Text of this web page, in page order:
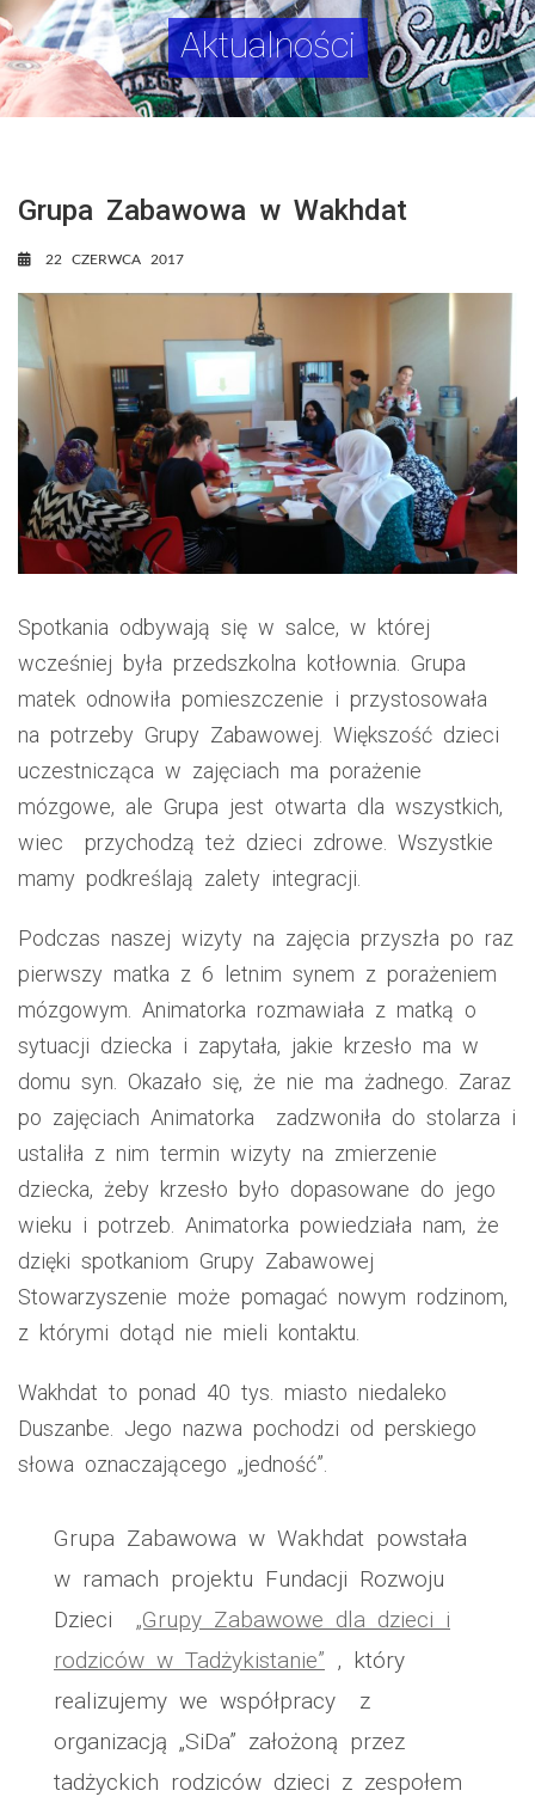
Aktualności
Grupa Zabawowa w Wakhdat
22 CZERWCA 2017
Spotkania odbywają się w salce, w której
wcześniej była przedszkolna kotłownia. Grupa
matek odnowiła pomieszczenie i przystosowała
na potrzeby Grupy Zabawowej. Większość dzieci
uczestnicząca w zajęciach ma porażenie
mózgowe, ale Grupa jest otwarta dla wszystkich,
wiec przychodzą też dzieci zdrowe. Wszystkie
mamy podkreślają zalety integracji.
Podczas naszej wizyty na zajęcia przyszła po raz
pierwszy matka z 6 letnim synem z porażeniem
mózgowym. Animatorka rozmawiała z matką o
sytuacji dziecka i zapytała, jakie krzesło ma w
domu syn. Okazało się, że nie ma żadnego. Zaraz
po zajęciach Animatorka zadzwoniła do stolarza i
ustaliła z nim termin wizyty na zmierzenie
dziecka, żeby krzesło było dopasowane do jego
wieku i potrzeb. Animatorka powiedziała nam, że
dzięki spotkaniom Grupy Zabawowej
Stowarzyszenie może pomagać nowym rodzinom,
z którymi dotąd nie mieli kontaktu.
Wakhdat to ponad 40 tys. miasto niedaleko
Duszanbe. Jego nazwa pochodzi od perskiego
słowa oznaczającego „jedność”.
Grupa Zabawowa w Wakhdat powstała
w ramach projektu Fundacji Rozwoju
Dzieci „Grupy Zabawowe dla dzieci i
rodziców w Tadżykistanie” , który
realizujemy we współpracy z
organizacją „SiDa” założoną przez
tadżyckich rodziców dzieci z zespołem